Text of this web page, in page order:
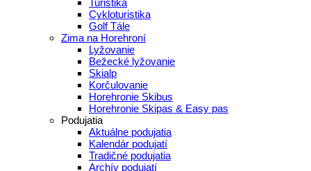
Turistika
Cykloturistika
Golf Tále
Zima na Horehroní
Lyžovanie
Bežecké lyžovanie
Skialp
Korčulovanie
Horehronie Skibus
Horehronie Skipas & Easy pas
Podujatia
Aktuálne podujatia
Kalendár podujatí
Tradičné podujatia
Archív podujatí